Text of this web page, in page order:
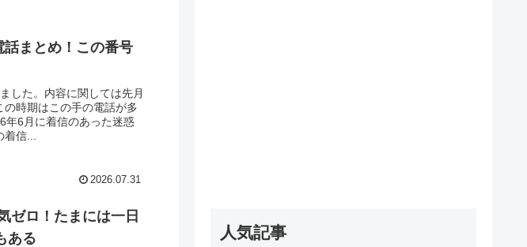
話まとめ！この番号
した。内容に関しては先月
時期はこの手の電話が多
年6月に着信のあった迷惑
信...
2026.07.31
ゼロ！たまには一日
ある
人気記事